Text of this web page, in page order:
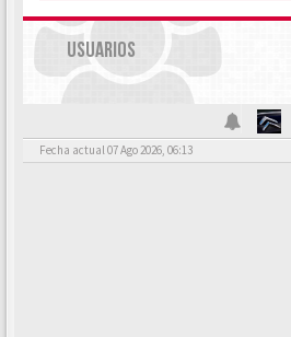
USUARIOS
Fecha actual 07 Ago 2026, 06:13